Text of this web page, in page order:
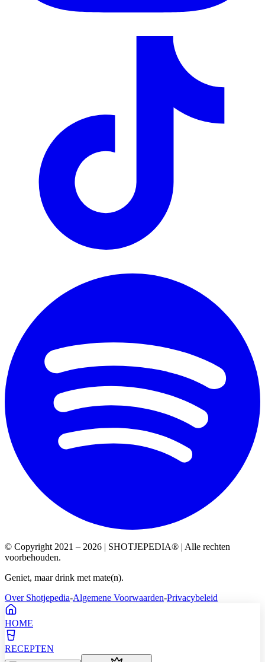
© Copyright 2021 – 2026 | SHOTJEPEDIA® | Alle rechten
voorbehouden.
Geniet, maar drink met mate(n).
Over Shotjepedia-Algemene Voorwaarden-Privacybeleid
HOME
RECEPTEN